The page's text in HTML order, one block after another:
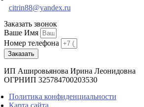
citrin88@yandex.ru
Заказать звонок
Ваше Имя
Номер телефона
Заказать
ИП Ашировьянова Ирина Леонидовна
ОГРНИП 325784700203530
Политика конфиденциальности